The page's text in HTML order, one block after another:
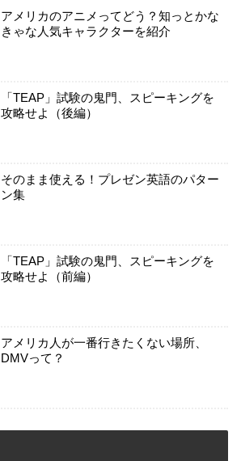
アメリカのアニメってどう？知っとかな
きゃな人気キャラクターを紹介
「TEAP」試験の鬼門、スピーキングを
攻略せよ（後編）
そのまま使える！プレゼン英語のパター
ン集
「TEAP」試験の鬼門、スピーキングを
攻略せよ（前編）
アメリカ人が一番行きたくない場所、
DMVって？